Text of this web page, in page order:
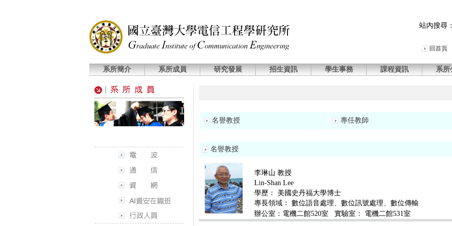
站內搜尋
回首頁
系所簡介 系所成員 研究發展 招生資訊 學生事務 課程資訊 系所
名譽教授 專任教師
名譽教授
李琳山 教授
Lin-Shan Lee
學歷： 美國史丹福大學博士
專長領域： 數位語音處理、數位訊號處理、數位傳輸
辦公室：電機二館520室
實驗室： 電機二館531室